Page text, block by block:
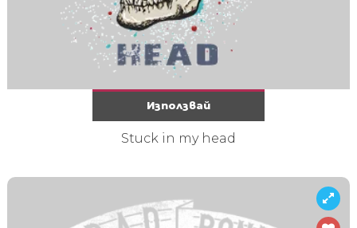
Използвай
Stuck in my head